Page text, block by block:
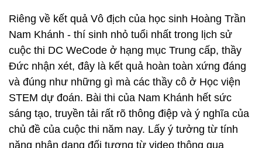
Riêng về kết quả Vô địch của học sinh Hoàng Trần
Nam Khánh - thí sinh nhỏ tuổi nhất trong lịch sử
cuộc thi DC WeCode ở hạng mục Trung cấp, thầy
Đức nhận xét, đây là kết quả hoàn toàn xứng đáng
và đúng như những gì mà các thầy cô ở Học viện
STEM dự đoán. Bài thi của Nam Khánh hết sức
sáng tạo, truyền tải rất rõ thông điệp và ý nghĩa của
chủ đề của cuộc thi năm nay. Lấy ý tưởng từ tính
năng nhận dạng đối tượng từ video thông qua